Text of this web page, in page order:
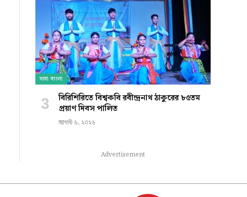
সারা বাংলা
বিরিশিরিতে বিশ্বকবি রবীন্দ্রনাথ ঠাকুরের ৮৫তম
প্রয়াণ দিবস পালিত
আগস্ট ৬, ২০২৬
Advertisement